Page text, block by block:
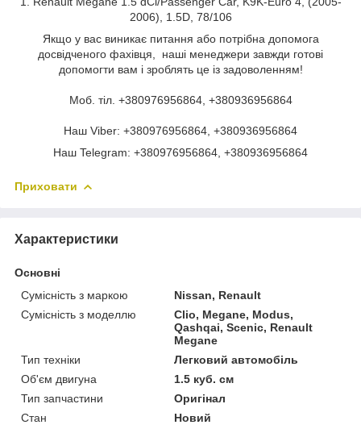
2006), 1.5D, 78/106
Якщо у вас виникає питання або потрібна допомога
досвідченого фахівця, наші менеджери завжди готові
допомогти вам і зроблять це із задоволенням!
Моб. тіл. +380976956864, +380936956864
Наш Viber: +380976956864, +380936956864
Наш Telegram: +380976956864, +380936956864
Приховати
Характеристики
Основні
Сумісність з маркою
Nissan, Renault
Сумісність з моделлю
Clio, Megane, Modus,
Qashqai, Scenic, Renault
Megane
Тип техніки
Легковий автомобіль
Об'єм двигуна
1.5 куб. см
Тип запчастини
Оригінал
Стан
Новий